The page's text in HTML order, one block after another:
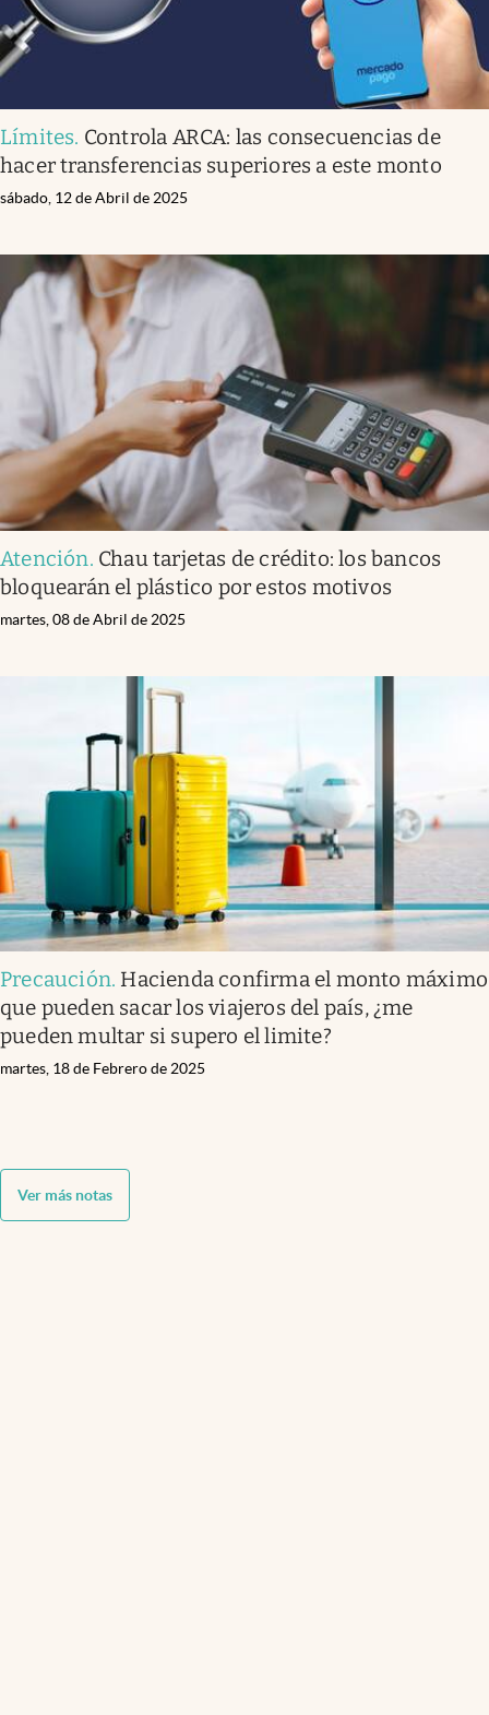
Límites. Controla ARCA: las consecuencias de
hacer transferencias superiores a este monto
sábado, 12 de Abril de 2025
Atención. Chau tarjetas de crédito: los bancos
bloquearán el plástico por estos motivos
martes, 08 de Abril de 2025
Precaución. Hacienda confirma el monto máximo
que pueden sacar los viajeros del país, ¿me
pueden multar si supero el limite?
martes, 18 de Febrero de 2025
Ver más notas